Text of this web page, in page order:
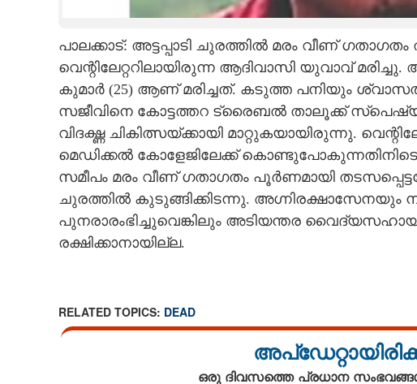
CARTOONS
LITERATURE
പാലക്കാട്: അട്ടപ്പാടി ചുരത്തിൽ മരം വീണ്
വെന്റിലേറ്ററിലായിരുന്ന ആദിവാസി യുവാവ് മരിച്ചു.
കുമാർ (25) ആണ് മരിച്ചത്. കടുത്ത പനിയും
സജീവിനെ കോട്ടത്തറ ട്രൈബൽ താലൂക്ക്
വിദഗ്ദ്ധ ചികിത്സയ്ക്കായി മാറ്റുകയായിരുന്നു.
മെഡിക്കൽ കോളേജിലേക്ക്
സമീപം മരം വീണ് ഗതാഗതം പൂർണമായി
ചുരത്തിൽ കുടുങ്ങിക്കിടന്നു. അഗ്നിരക്ഷാസേനയും
പുനരാരംഭിച്ചുവെങ്കിലും അടിയന്തര
രക്ഷിക്കാനായില്ല.
RELATED TOPICS: DEAD
ഒരു ദിവസത്തെ പ്രധാന